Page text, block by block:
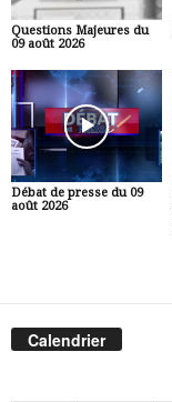
Questions Majeures du
09 août 2026
Débat de presse du 09
août 2026
Calendrier